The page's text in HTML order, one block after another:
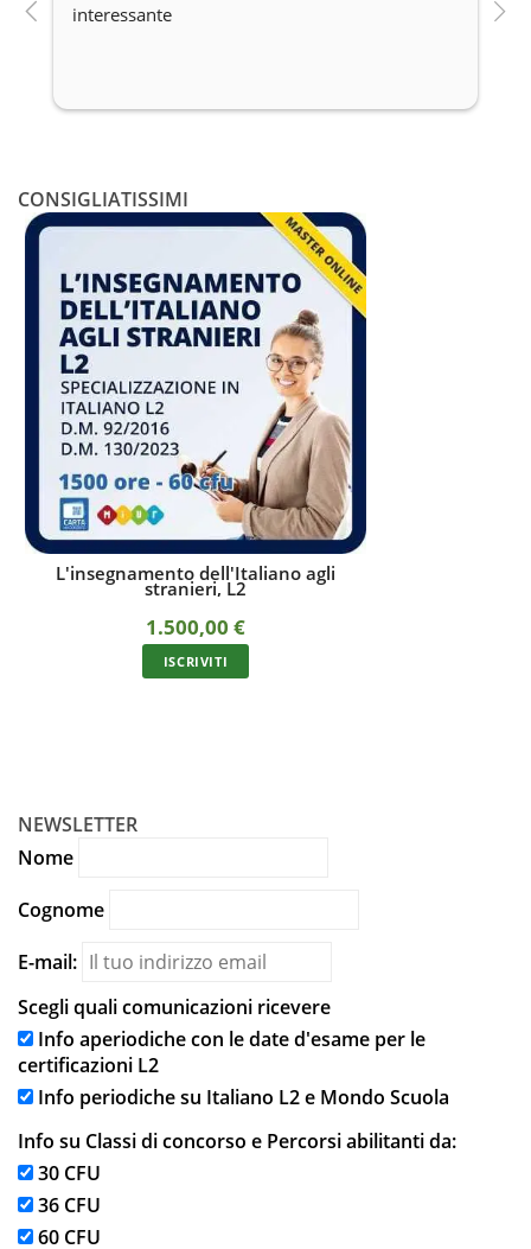
interessante
CONSIGLIATISSIMI
agli Corso online di didattica dell'italiano a
stranieri con docente
In unica soluzione con carta/bonifico oppure a
NEWSLETTER
Nome
Cognome
E-mail:
Scegli quali comunicazioni ricevere
Info aperiodiche con le date d'esame per le
certificazioni L2
Info periodiche su Italiano L2 e Mondo Scuola
Info su Classi di concorso e Percorsi abilitanti da:
30 CFU
36 CFU
60 CFU